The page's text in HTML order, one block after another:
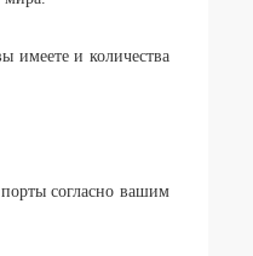
имеете и количества
согласно вашим